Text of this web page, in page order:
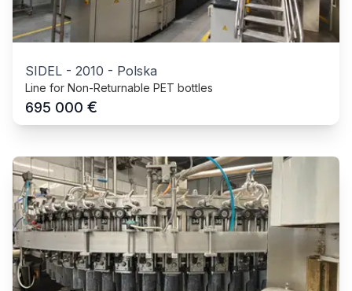
SIDEL - 2010 - Polska
Line for Non-Returnable PET bottles
695 000 €